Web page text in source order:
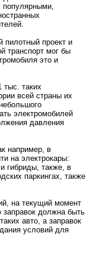
популярными,
пилотный проект и
транспорт мог бы
это и
тыс. таких
всей страны их
электромобилей
давления
например, в
на электрокары:
гибриды, также, в
паркингах, также
на текущий момент
заправок должна быть
авто, а заправок
условий для